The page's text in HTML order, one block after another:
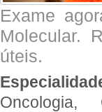
Exame
Molecular.
úteis.
Oncologia,